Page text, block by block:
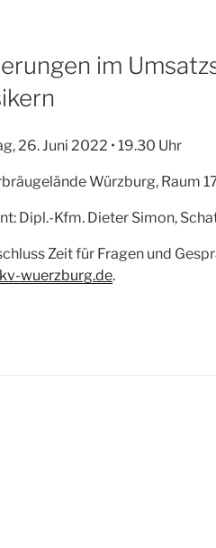
im
26. Juni 2022 • 19.30 Uhr
Würzburg, Raum
Dipl.-Kfm. Dieter Simon,
Zeit für Fragen und
wuerzburg.de.